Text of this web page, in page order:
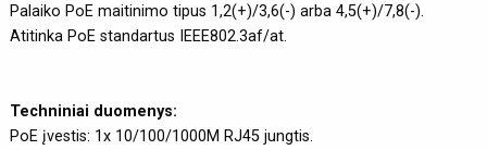
Palaiko PoE maitinimo tipus 1,2(+)/3,6(-) arba 4,5(+)/7,8(-).
Atitinka PoE standartus IEEE802.3af/at.
Techniniai duomenys:
PoE įvestis: 1x 10/100/1000M RJ45 jungtis.